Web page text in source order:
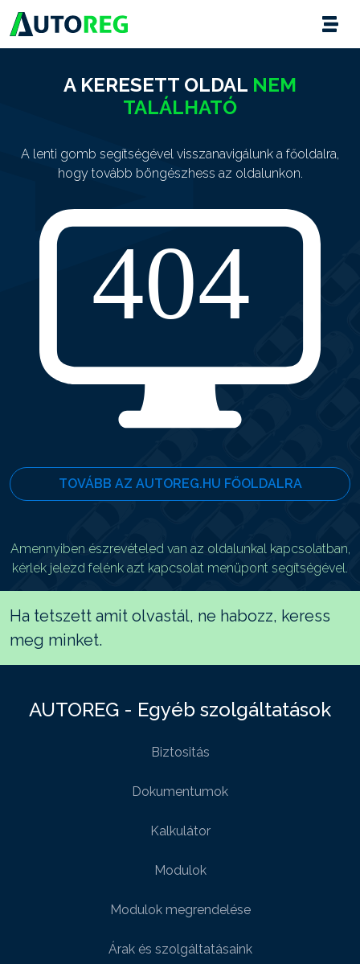
A KERESETT OLDAL NEM
TALÁLHATÓ
A lenti gomb segítségével visszanavigálunk a főoldalra,
hogy tovább böngészhess az oldalunkon.
TOVÁBB AZ AUTOREG.HU FŐOLDALRA
Amennyiben észrevételed van az oldalunkal kapcsolatban,
kérlek jelezd felénk azt kapcsolat menüpont segítségével.
Ha tetszett amit olvastál, ne habozz, keress
meg minket.
AUTOREG - Egyéb szolgáltatások
Biztositás
Dokumentumok
Kalkulátor
Modulok
Modulok megrendelése
Árak és szolgáltatásaink